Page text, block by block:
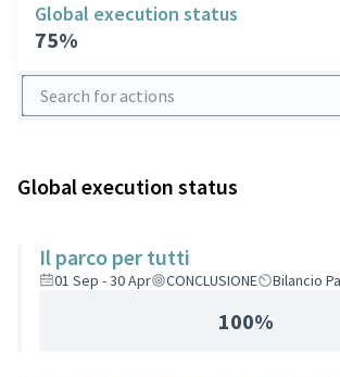
Global execution status
75%
Search for actions
Global execution status
Il parco per tutti
01 Sep - 30 Apr CONCLUSIONE Bilancio
100%